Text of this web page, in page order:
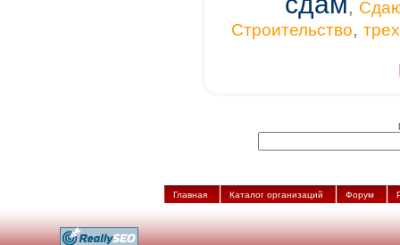
,
Строительство,
Главная Каталог организаций Форум